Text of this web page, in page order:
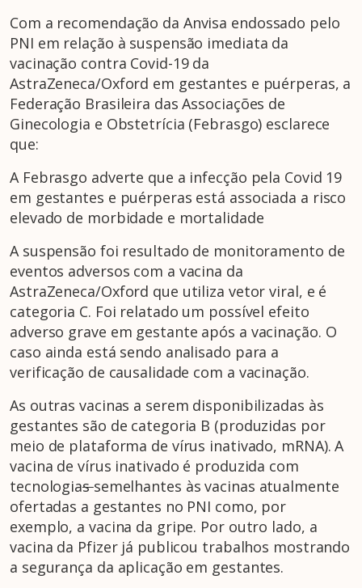
Com a recomendação da Anvisa endossado pelo
PNI em relação à suspensão imediata da
vacinação contra Covid-19 da
AstraZeneca/Oxford em gestantes e puérperas, a
Federação Brasileira das Associações de
Ginecologia e Obstetrícia (Febrasgo) esclarece
que:
A Febrasgo adverte que a infecção pela Covid 19
em gestantes e puérperas está associada a risco
elevado de morbidade e mortalidade
A suspensão foi resultado de monitoramento de
eventos adversos com a vacina da
AstraZeneca/Oxford que utiliza vetor viral, e é
categoria C. Foi relatado um possível efeito
adverso grave em gestante após a vacinação. O
caso ainda está sendo analisado para a
verificação de causalidade com a vacinação.
As outras vacinas a serem disponibilizadas às
gestantes são de categoria B (produzidas por
meio de plataforma de vírus inativado, mRNA). A
vacina de vírus inativado é produzida com
tecnologiassemelhantes às vacinas atualmente
ofertadas a gestantes no PNI como, por
exemplo, a vacina da gripe. Por outro lado, a
vacina da Pfizer já publicou trabalhos mostrando
a segurança da aplicação em gestantes.